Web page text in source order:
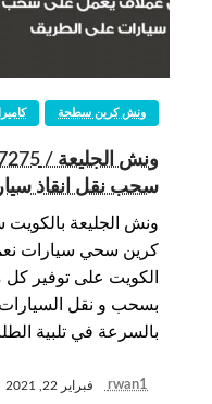
ونش كرين سطحة
سحب نقل انقاذ
ونش الجليعة
كرين سحي سيارات
الكويت على توفير
بسحب و نقل
بالسرعة في تلبية
rwan1 فبراير 22, 2021